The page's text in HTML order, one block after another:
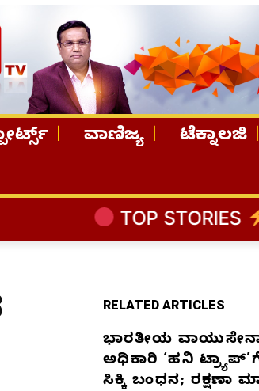
ವಾಣಿಜ್ಯ ಟೆಕ್ನಾಲಜಿ
TOP STORIES ನೈಸ್
RELATED ARTICLES
ಭಾರತೀಯ
ಅಧಿಕಾರಿ ‘ಹನಿ
ಸಿಕ್ಕಿ ಬಂಧನ; ರಕ್ಷಣಾ